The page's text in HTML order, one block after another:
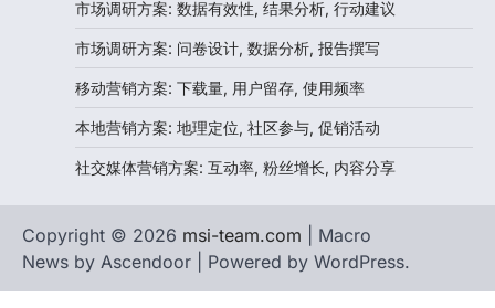
市场调研方案: 数据有效性, 结果分析, 行动建议
市场调研方案: 问卷设计, 数据分析, 报告撰写
移动营销方案: 下载量, 用户留存, 使用频率
本地营销方案: 地理定位, 社区参与, 促销活动
社交媒体营销方案: 互动率, 粉丝增长, 内容分享
Copyright © 2026 msi-team.com | Macro
News by Ascendoor | Powered by WordPress.